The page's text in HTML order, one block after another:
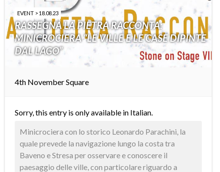
EVENT > 18.08.23
RASSEGNA LA PIETRA RACCONTA:
MINICROCIERA “LE VILLE E LE CASE DIPINTE
DAL LAGO”
4th November Square
Sorry, this entry is only available in Italian.
Minicrociera con lo storico Leonardo Parachini, la
quale prevede la navigazione lungo la costa tra
Baveno e Stresa per osservare e conoscere il
paesaggio delle ville, con particolare riguardo a